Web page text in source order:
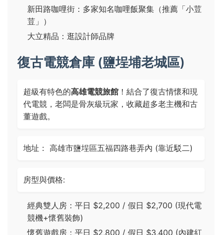
新田路咖哩街：多家知名咖哩飯聚集（推薦「小荳
荳」）
大立精品：逛設計師品牌
復古電競倉庫 (鹽埕埔老城區)
超級有特色的高雄電競旅館 ！結合了復古情懷和現
代電競，老闆是骨灰級玩家，收藏超多老主機和古
董遊戲。
地址： 高雄市鹽埕區五福四路巷弄內 (靠近駁二)
房型與價格:
經典雙人房：平日 $2,200 / 假日 $2,700 (現代電
競機+懷舊裝飾)
懷舊遊戲房：平日 $2,800 / 假日 $3,400 (內建紅